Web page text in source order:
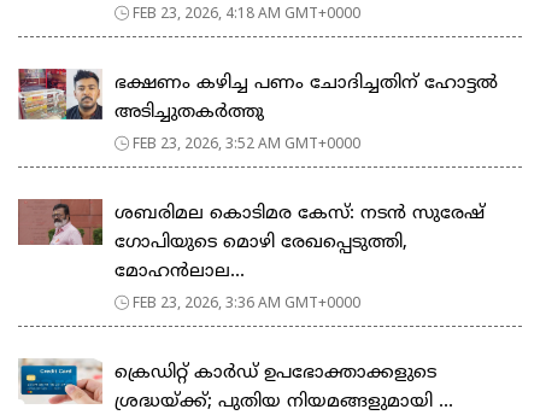
FEB 23, 2026, 4:18 AM GMT+0000
ഭക്ഷണം കഴിച്ച പണം ചോദിച്ചതിന് ഹോട്ടൽ
അടിച്ചുതകർത്തു
FEB 23, 2026, 3:52 AM GMT+0000
ശബരിമല കൊടിമര കേസ്: നടൻ സുരേഷ്
ഗോപിയുടെ മൊഴി രേഖപ്പെടുത്തി,
മോഹൻലാല...
FEB 23, 2026, 3:36 AM GMT+0000
ക്രെഡിറ്റ് കാർഡ് ഉപഭോക്താക്കളുടെ
ശ്രദ്ധയ്ക്ക്; പുതിയ നിയമങ്ങളുമായി ...